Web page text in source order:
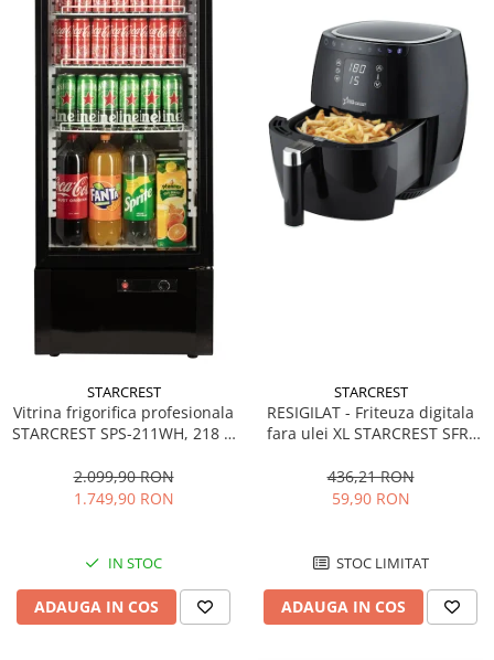
STARCREST
Vitrina frigorifica profesionala
STARCREST SPS-211WH, 218 L,
LED, H 141 cm, Negru
2.099,90 RON
1.749,90 RON
IN STOC
ADAUGA IN COS
STARCREST
RESIGILAT - Friteuza digitala
fara ulei XL STARCREST SFR-
Termostat 80 - 200 °C, 8
programe predefinite, Negru
436,21 RON
59,90 RON
STOC LIMITAT
ADAUGA IN COS